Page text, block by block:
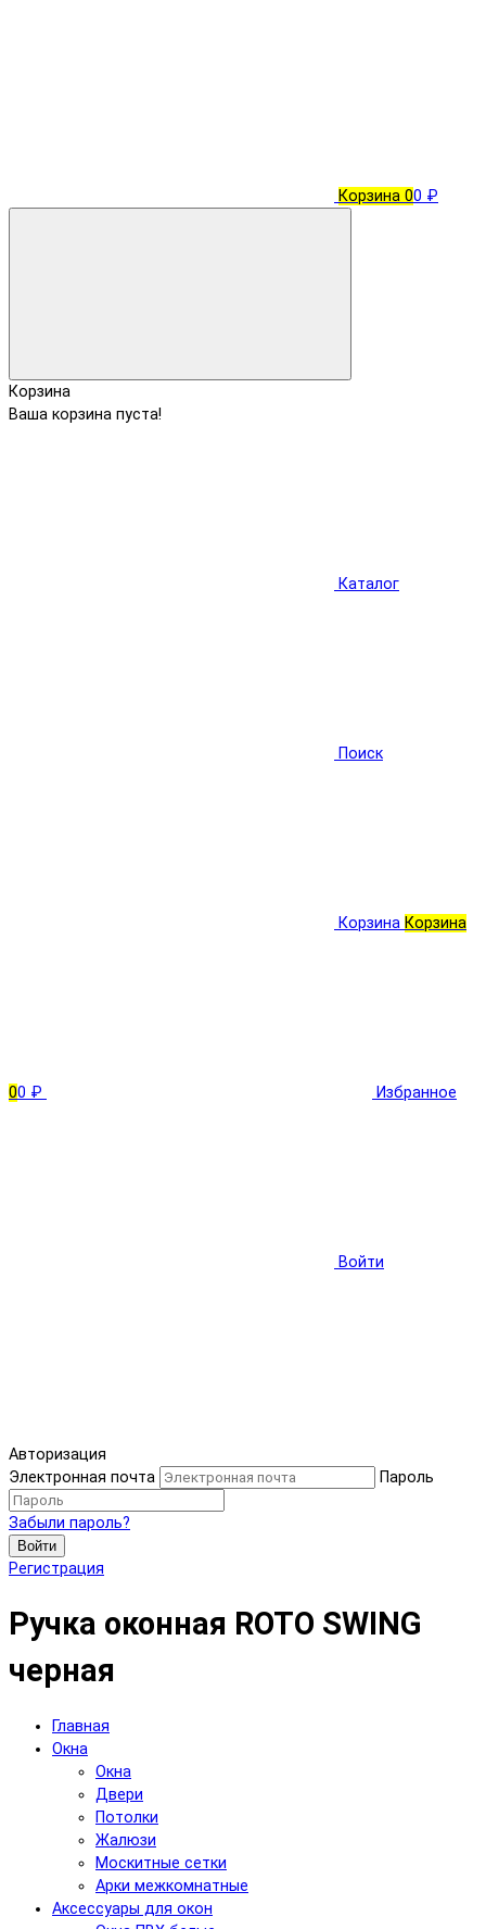
Корзина 00 ₽
Корзина
Ваша корзина пуста!
Каталог
Поиск
Корзина Корзина
00 ₽ Избранное
Войти
Авторизация
Электронная почта
Пароль
Забыли пароль?
Войти
Регистрация
Ручка оконная ROTO SWING
черная
Главная
Окна
Окна
Двери
Потолки
Жалюзи
Москитные сетки
Арки межкомнатные
Аксессуары для окон